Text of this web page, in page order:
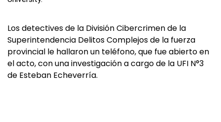
Los detectives de la División Cibercrimen de la
Superintendencia Delitos Complejos de la fuerza
provincial le hallaron un teléfono, que fue abierto en
el acto, con una investigación a cargo de la UFI N°3
de Esteban Echeverría.